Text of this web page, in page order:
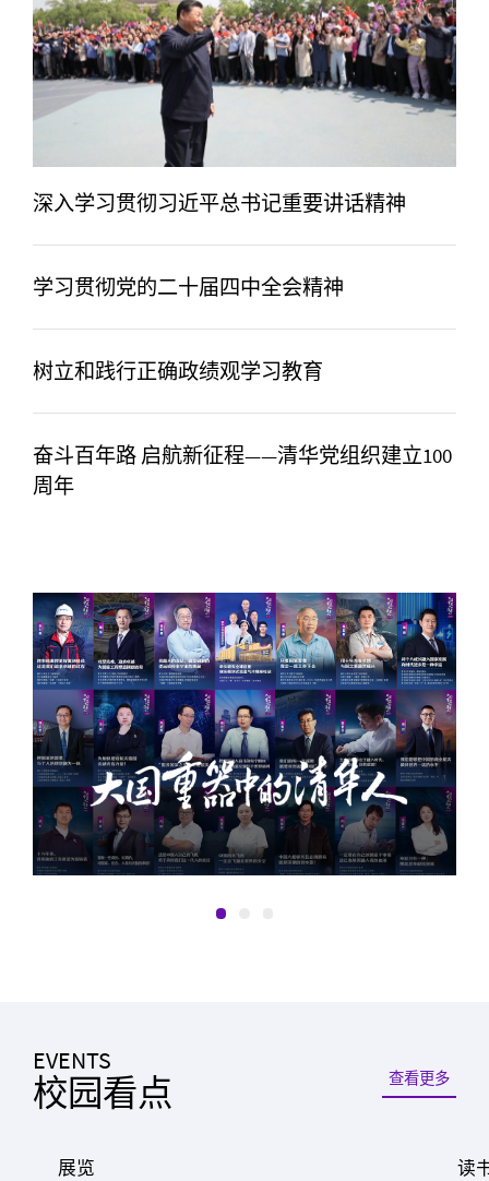
深入学习贯彻习近平总书记重要讲话精神
学习贯彻党的二十届四中全会精神
树立和践行正确政绩观学习教育
奋斗百年路 启航新征程——清华党组织建立100
周年
EVENTS
校园看点 查看更多
展览 读